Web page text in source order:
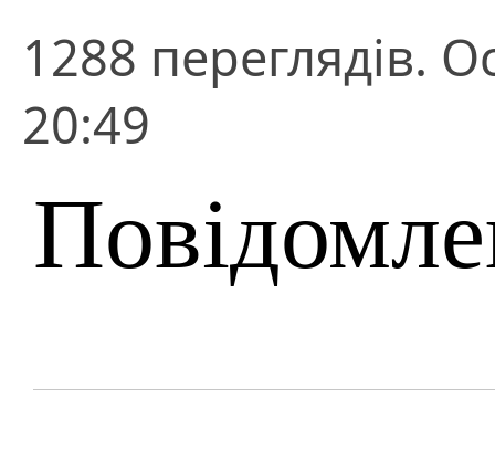
1288 переглядів.
20:49